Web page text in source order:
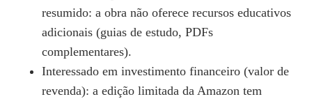
resumido: a obra não oferece recursos educativos
adicionais (guias de estudo, PDFs
complementares).
Interessado em investimento financeiro (valor de
revenda): a edição limitada da Amazon tem